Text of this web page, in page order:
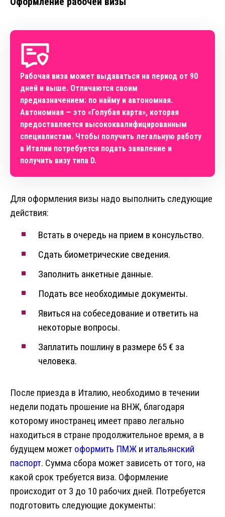
Рабочая виза может выдаваться на период от 90
дней и выше. Отличаются своим
предназначением: по найму и автономная.
Автономная — это «Голубая карта», которая
предоставляется высококвалифицированным
специалистам. Чтобы получить легальную работу
в Италии потребуется подать заявление и
получить визу типа D.
Для оформления визы надо выполнить следующие
действия:
Встать в очередь на прием в консульство.
Сдать биометрические сведения.
Заполнить анкетные данные.
Подать все необходимые документы.
Явиться на собеседование и ответить на
некоторые вопросы.
Заплатить пошлину в размере 65 € за
человека.
После приезда в Италию, необходимо в течении
недели подать прошение на ВНЖ, благодаря
которому иностранец имеет право легально
находиться в стране продолжительное время, а в
будущем может оформить ПМЖ и итальянский
паспорт. Сумма сбора может зависеть от того, на
какой срок требуется виза. Оформление
происходит от 3 до 10 рабочих дней. Потребуется
подготовить следующие документы: